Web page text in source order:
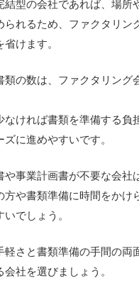
結型の会社であれば、場所
られるため、ファクタリン
けます。
類の数は、ファクタリング
なければ書類を準備する負
に進めやすいです。
や事業計画書が不要な会社
方や書類準備に時間をかけ
でしょう。
軽さと書類準備の手間の両
社を選びましょう。